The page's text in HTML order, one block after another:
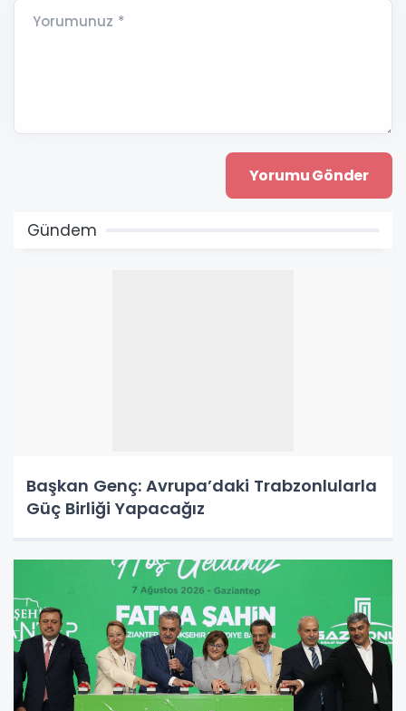
Yorumunuz *
Gündem
Başkan Genç: Avrupa’daki Trabzonlularla
Güç Birliği Yapacağız